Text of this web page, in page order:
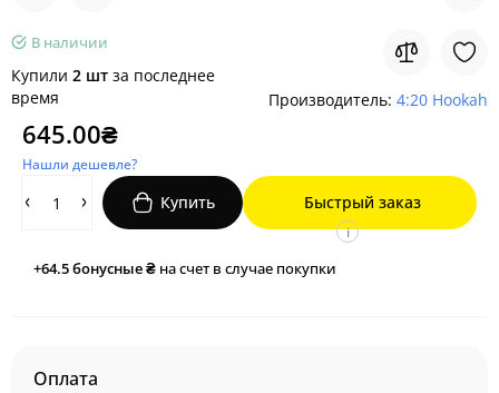
В наличии
Купили 2 шт за последнее
время
Производитель: 4:20 Hookah
645.00₴
Нашли дешевле?
Купить Быстрый заказ
+64.5бонусные ₴ на счет в случае покупки
i
Оплата